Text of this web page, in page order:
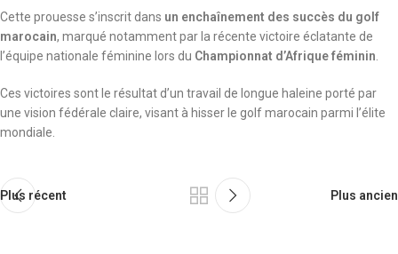
Cette prouesse s’inscrit dans un enchaînement des succès du golf
marocain, marqué notamment par la récente victoire éclatante de
l’équipe nationale féminine lors du Championnat d’Afrique féminin
Ces victoires sont le résultat d’un travail de longue haleine porté par
une vision fédérale claire, visant à hisser le golf marocain parmi l’élite
mondiale.
Plus récent Plus ancien